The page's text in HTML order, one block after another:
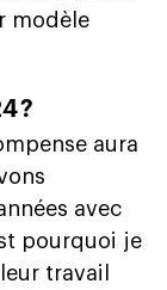
modèle
?
aura
avec
pourquoi je
travail